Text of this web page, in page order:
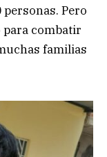
Pero
combatir
familias